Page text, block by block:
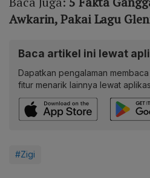
Awkarin, Pakai Lagu
Baca artikel ini lewat
Dapatkan pengalaman
fitur menarik lainnya lewat
#Zigi